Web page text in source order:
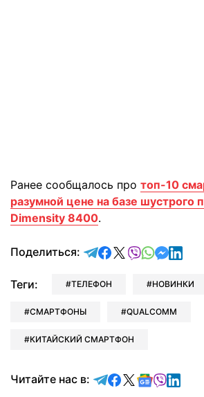
Ранее сообщалось про топ-10
разумной цене на базе шустрого
Dimensity 8400.
Поделиться: отправить в
поделиться в
поделиться в X
отправить
Теги: ТЕЛЕФОН НОВИНКИ
СМАРТФОНЫ QUALCOMM
КИТАЙСКИЙ СМАРТФОН
Читайте нас в: Читайте в
Читайте в
Читайте в X
Читайте